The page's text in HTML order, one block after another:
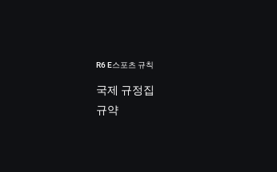
R6 E스포츠 규칙
국제 규정집
규약